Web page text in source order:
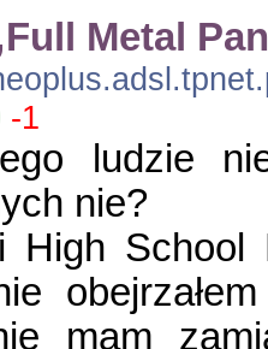
Metal
-1
ludzie
nie?
High School
mam